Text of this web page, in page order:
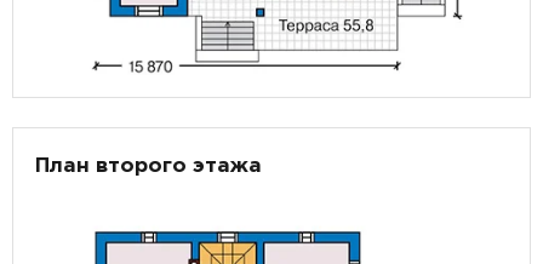
План второго этажа